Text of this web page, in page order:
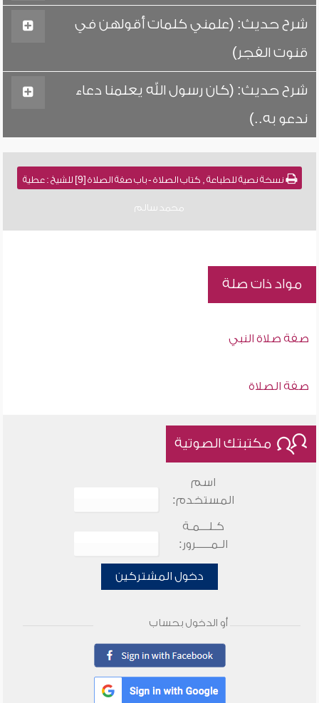
شرح حديث: (علمني كلمات أقولهن في
قنوت الفجر)
شرح حديث: (كان رسول الله يعلمنا دعاء
ندعو به..)
نسخة نصية للطباعة , كتاب الصلاة - باب صفة الصلاة [9] للشيخ : عطية
محمد سالم
مواد ذات صلة
صفة صلاة النبي
صفة الصلاة
مكتبتك الصوتية
اسم
المستخدم:
كـلـــمـة
الـمـــــرور:
دخول المشتركين
أو الدخول بحساب